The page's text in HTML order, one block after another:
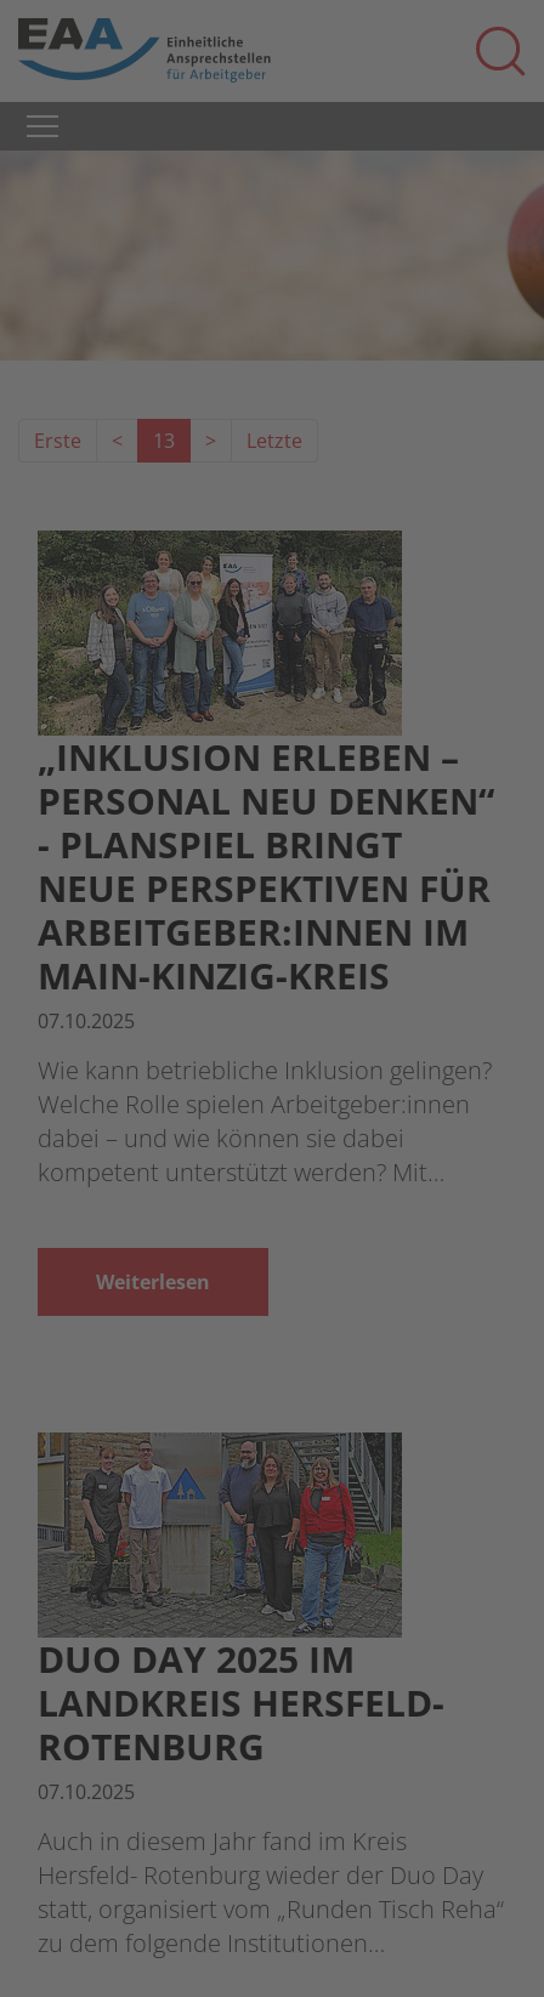
Erste < 13 > Letzte
„INKLUSION ERLEBEN –
PERSONAL NEU DENKEN“
- PLANSPIEL BRINGT
NEUE PERSPEKTIVEN FÜR
ARBEITGEBER:INNEN IM
MAIN-KINZIG-KREIS
07.10.2025
Wie kann betriebliche Inklusion gelingen?
Welche Rolle spielen Arbeitgeber:innen
dabei – und wie können sie dabei
kompetent unterstützt werden? Mit…
Weiterlesen
DUO DAY 2025 IM
LANDKREIS HERSFELD-
ROTENBURG
07.10.2025
Auch in diesem Jahr fand im Kreis
Hersfeld- Rotenburg wieder der Duo Day
statt, organisiert vom „Runden Tisch Reha“
zu dem folgende Institutionen…